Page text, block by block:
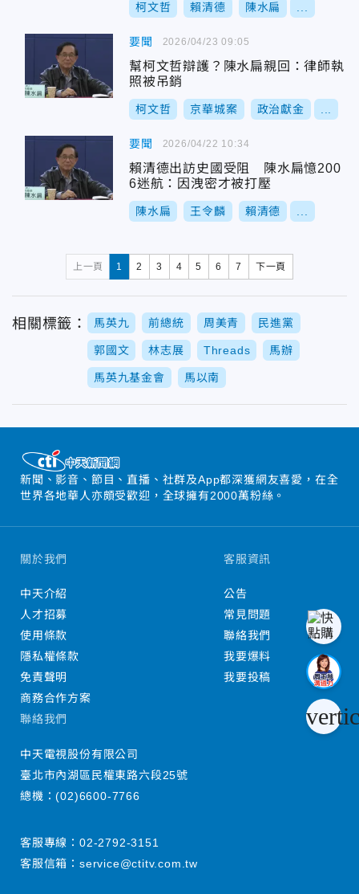
柯文哲 賴清德 陳水扁
要聞
幫柯文哲辯護？陳水扁親回：律師執
照被吊銷
柯文哲 京華城案 政治獻金
2026/04/23 09:05
要聞
賴清德出訪史國受阻 陳水扁憶200
6迷航：因洩密才被打壓
陳水扁 王令麟 賴清德
2026/04/22 10:34
上一頁 1 2 3 4 5 6 7 下一頁
相關標籤： 馬英九 前總統 周美青 民進黨
郭國文 林志展 Threads 馬辦
馬英九基金會 馬以南
新聞、影音、節目、直播、社群及App都深獲網友喜愛，在全
世界各地華人亦頗受歡迎，全球擁有2000萬粉絲。
關於我們
中天介紹
人才招募
使用條款
隱私權條款
免責聲明
商務合作方案
客服資訊
公告
常見問題
聯絡我們
我要爆料
我要投稿
聯絡我們
中天電視股份有限公司
臺北市內湖區民權東路六段25號
總機：(02)6600-7766
客服專線： 02-2792-3151
客服信箱： service@ctitv.com.tw